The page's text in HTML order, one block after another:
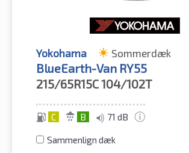
Yokohama Sommerdæk
BlueEarth-Van RY55
215/65R15C104/102T
C B 71 dB
Sammenlign dæk